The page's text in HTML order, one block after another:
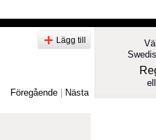
Lägg till
Föregående Nästa